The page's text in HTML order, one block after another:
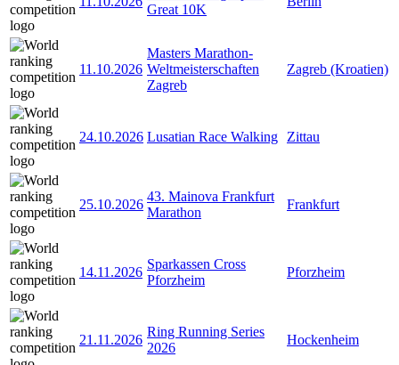
Great 10K
11.10.2026
Masters Marathon-
Weltmeisterschaften
Zagreb
Zagreb (Kroatien)
24.10.2026 Lusatian Race Walking Zittau
25.10.2026
43. Mainova Frankfurt
Marathon
Frankfurt
14.11.2026
Sparkassen Cross
Pforzheim
Pforzheim
21.11.2026
Ring Running Series
2026
Hockenheim